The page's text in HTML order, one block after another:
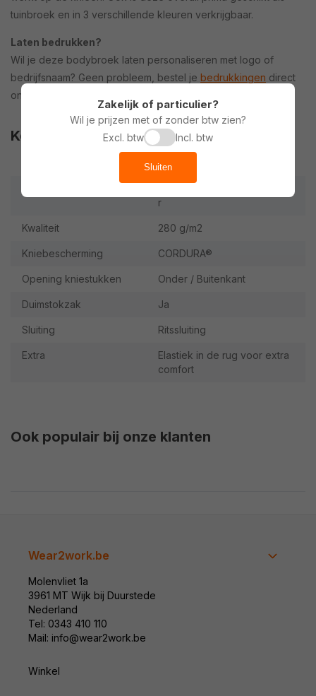
tuinbroek en in 3 verschillende kleuren verkrijgbaar.
Laten bedrukken?
Wil je deze bodybroek laten personaliseren met logo of
bedrijfsnaam? Geen probleem, bestel je bedrukkingen direct
online mee!
Kenmerken
Huismerk
r
Kwaliteit 280 g/m2
Kniebescherming CORDURA®
Opening kniestukken Onder / Buitenkant
Duimstokzak Ja
Sluiting Ritssluiting
Extra
Elastiek in de rug voor extra
comfort
Ook populair bij onze klanten
Zakelijk of particulier?
Wil je prijzen met of zonder btw zien?
Excl. btw
Incl. btw
Sluiten
Wear2work.be
Molenvliet 1a
3961 MT Wijk bij Duurstede
Nederland
Tel: 0343 410 110
Mail: info@wear2work.be
Winkel